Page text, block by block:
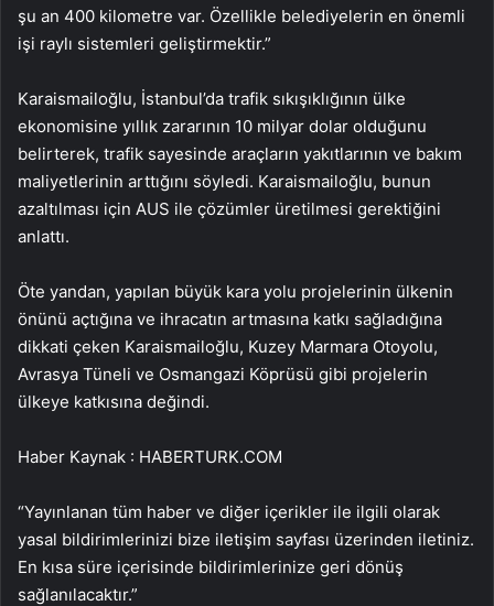
şu an 400 kilometre var. Özellikle belediyelerin en önemli
işi raylı sistemleri geliştirmektir.”
Karaismailoğlu, İstanbul’da trafik sıkışıklığının ülke
ekonomisine yıllık zararının 10 milyar dolar olduğunu
belirterek, trafik sayesinde araçların yakıtlarının ve bakım
maliyetlerinin arttığını söyledi. Karaismailoğlu, bunun
azaltılması için AUS ile çözümler üretilmesi gerektiğini
anlattı.
Öte yandan, yapılan büyük kara yolu projelerinin ülkenin
önünü açtığına ve ihracatın artmasına katkı sağladığına
dikkati çeken Karaismailoğlu, Kuzey Marmara Otoyolu,
Avrasya Tüneli ve Osmangazi Köprüsü gibi projelerin
ülkeye katkısına değindi.
Haber Kaynak : HABERTURK.COM
“Yayınlanan tüm haber ve diğer içerikler ile ilgili olarak
yasal bildirimlerinizi bize iletişim sayfası üzerinden iletiniz.
En kısa süre içerisinde bildirimlerinize geri dönüş
sağlanılacaktır.”